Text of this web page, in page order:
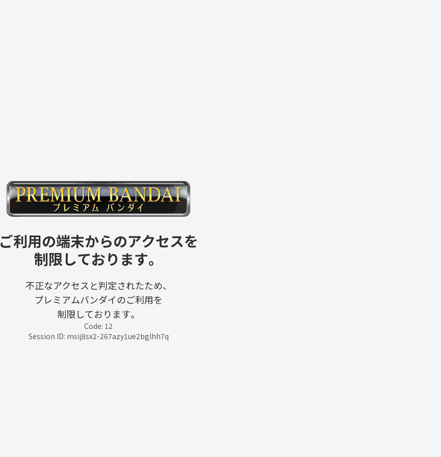
ご利用の端末からのアクセスを
制限しております。
不正なアクセスと判定されたため、
プレミアムバンダイのご利用を
制限しております。
Code: 12
Session ID: msij8sx2-267azy1ue2bglhh7q